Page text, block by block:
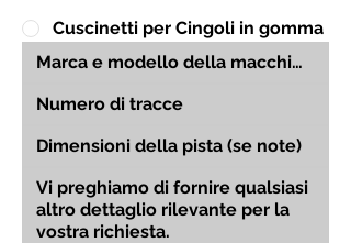
Cuscinetti per Cingoli in gomma